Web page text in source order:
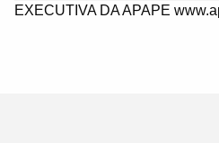
EXECUTIVA DA APAPE